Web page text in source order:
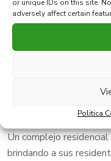
or unique IDs on this site.
adversely affect certain
Politica
Area:Las Lagunas
Tipo:
Un complejo
brindando a sus